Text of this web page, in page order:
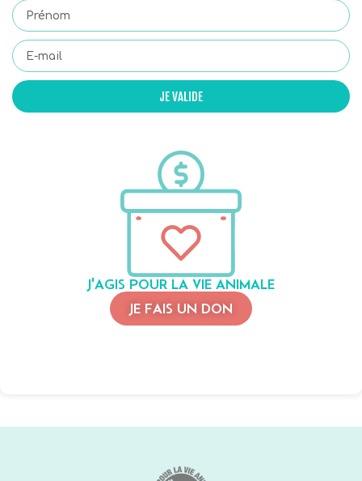
JE VALIDE
J'AGIS POUR LA VIE ANIMALE
JE FAIS UN DON